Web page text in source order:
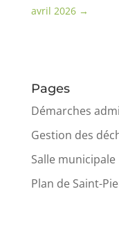
avril 2026→
Pages
Démarches
Gestion des
Salle municipale
Plan de Saint-